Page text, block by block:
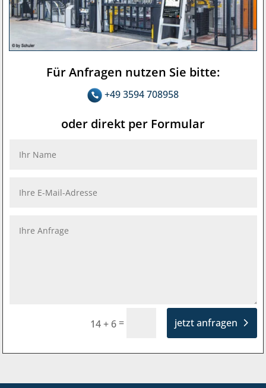
Für Anfragen nutzen Sie bitte:
+49 3594 708958
oder direkt per Formular
14 + 6= jetzt anfragen